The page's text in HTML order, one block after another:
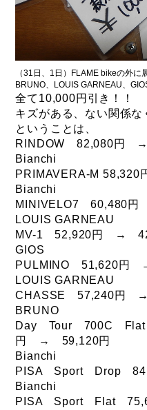
（31日、1日）FLAME bikeの外
BRUNO、LOUIS GARNEAU、
全て10,000円引き！！
キズがある、ない関係な
ということは、
RINDOW 82,080円
Bianchi
PRIMAVERA-M
Bianchi
MINIVELO7 60,480
LOUIS GARNEAU
MV-1 52,920円 →
GIOS
PULMINO 51,620円
LOUIS GARNEAU
CHASSE 57,240円
BRUNO
Day Tour 700C Flat
円 → 59,120円
Bianchi
PISA Sport Drop
Bianchi
PISA Sport Flat